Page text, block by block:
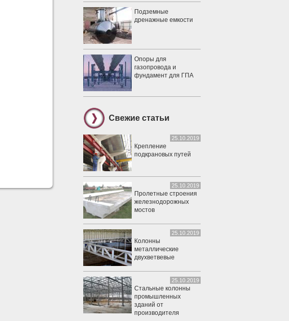
Подземные
дренажные емкости
Опоры для
газопровода и
фундамент для ГПА
Свежие статьи
25.10.2019
Крепление
подкрановых путей
25.10.2019
Пролетные строения
железнодорожных
мостов
25.10.2019
Колонны
металлические
двухветвевые
25.10.2019
Стальные колонны
промышленных
зданий от
производителя